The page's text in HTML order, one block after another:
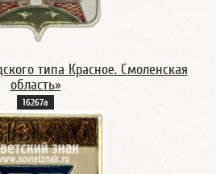
типа Красное. Смоленская
область»
16267а